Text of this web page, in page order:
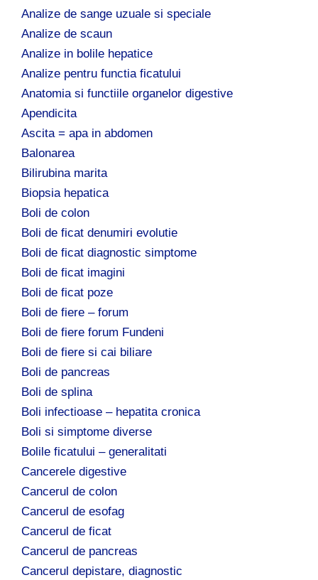
Analize de sange uzuale si speciale
Analize de scaun
Analize in bolile hepatice
Analize pentru functia ficatului
Anatomia si functiile organelor digestive
Apendicita
Ascita = apa in abdomen
Balonarea
Bilirubina marita
Biopsia hepatica
Boli de colon
Boli de ficat denumiri evolutie
Boli de ficat diagnostic simptome
Boli de ficat imagini
Boli de ficat poze
Boli de fiere – forum
Boli de fiere forum Fundeni
Boli de fiere si cai biliare
Boli de pancreas
Boli de splina
Boli infectioase – hepatita cronica
Boli si simptome diverse
Bolile ficatului – generalitati
Cancerele digestive
Cancerul de colon
Cancerul de esofag
Cancerul de ficat
Cancerul de pancreas
Cancerul depistare, diagnostic